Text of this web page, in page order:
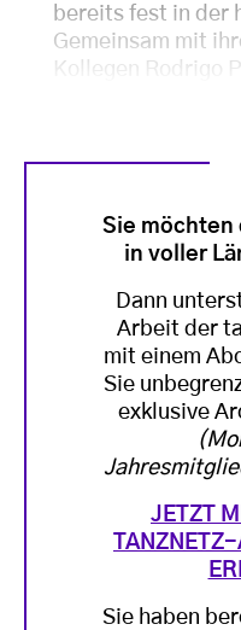
bereits fest in der
Gemeinsam mit
Kollegen Rodrigo
Sie möchten
in voller
Dann
Arbeit der
mit einem
Sie
exklusive
JETZT
Sie haben